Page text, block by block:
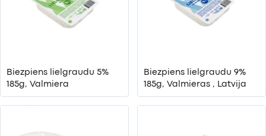
Biezpiens lielgraudu 5%
185g, Valmiera
Biezpiens lielgraudu 9%
185g, Valmieras , Latvija